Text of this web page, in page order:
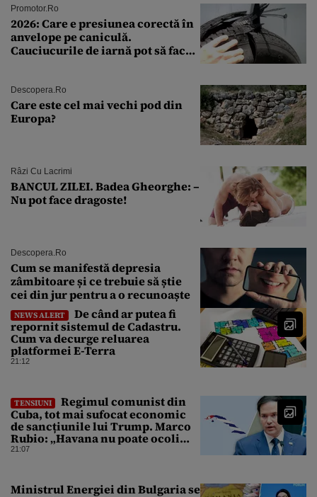
Promotor.ro
2026: Care e presiunea corectă în
anvelope pe caniculă.
Cauciucurile de iarnă pot să facă
Descopera.ro
Care este cel mai vechi pod din
Europa?
Râzi Cu Lacrimi
BANCUL ZILEI. Badea Gheorghe: –
Nu pot face dragoste!
Descopera.ro
Cum se manifestă depresia
zâmbitoare și ce trebuie să știe
cei din jur pentru a o recunoaște
NEWS ALERT
De când ar putea fi
repornit sistemul de Cadastru.
Cum va decurge reluarea
platformei E-Terra
21:12
TENSIUNI
Regimul comunist din
Cuba, tot mai sufocat economic
de sancțiunile lui Trump. Marco
Rubio: „Havana nu poate ocoli
sancțiunile prin mimat reforme”
21:07
Ministrul Energiei din Bulgaria se